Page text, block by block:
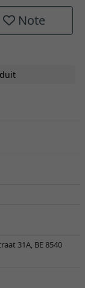
Note
31A, BE 8540